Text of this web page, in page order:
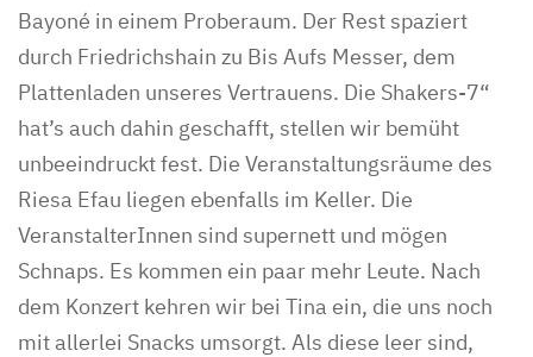
Bayoné in einem Proberaum. Der Rest spaziert
durch Friedrichshain zu Bis Aufs Messer, dem
Plattenladen unseres Vertrauens. Die Shakers-7“
hat’s auch dahin geschafft, stellen wir bemüht
unbeeindruckt fest. Die Veranstaltungsräume des
Riesa Efau liegen ebenfalls im Keller. Die
VeranstalterInnen sind supernett und mögen
Schnaps. Es kommen ein paar mehr Leute. Nach
dem Konzert kehren wir bei Tina ein, die uns noch
mit allerlei Snacks umsorgt. Als diese leer sind,